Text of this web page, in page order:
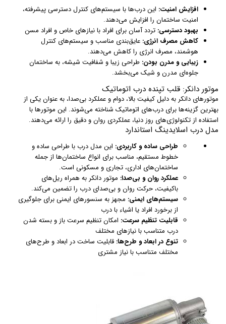
افزایش امنیت: این درب‌ها با سیستم‌های کنترل دسترسی پیشرفته،
امنیت ساختمان را افزایش می‌دهند.
بهبود دسترسی: تردد آسان برای افراد با نیازهای خاص و افراد مسن
کاهش مصرف انرژی: عایق‌بندی مناسب و سیستم‌های کنترل
هوشمند، مصرف انرژی را کاهش می‌دهند.
زیبایی و مدرن بودن: طراحی زیبا و شفافیت شیشه، به ساختمان
جلوه‌ای مدرن و شیک می‌بخشد.
موتور دانکر: قلب تپنده درب اتوماتیک
موتورهای دانکر به دلیل کیفیت بالا، دوام و عملکرد بی‌صدا، به عنوان یکی از
بهترین گزینه‌ها برای درب‌های اتوماتیک شناخته می‌شوند. این موتورها با
استفاده از تکنولوژی‌های روز دنیا، عملکردی روان و دقیق را ارائه می‌دهند.
مدل درب اسلایدینگ استاندارد
طراحی ساده و کاربردی: این مدل درب با طراحی ساده و
خطوط مستقیم، مناسب برای انواع ساختمان‌ها از جمله
ساختمان‌های اداری، تجاری و مسکونی است.
عملکرد روان و بی‌صدا: موتور دانکر به همراه ریل‌های
باکیفیت، حرکت روان و بی‌صدای درب را تضمین می‌کند.
سیستم‌های ایمنی: مجهز به سنسورهای ایمنی برای جلوگیری
از برخورد افراد یا اشیاء با درب
قابلیت تنظیم سرعت: امکان تنظیم سرعت باز و بسته شدن
درب متناسب با نیازهای مختلف
تنوع در ابعاد و طرح‌ها: قابلیت ساخت در ابعاد و طرح‌های
مختلف متناسب با نیاز مشتری